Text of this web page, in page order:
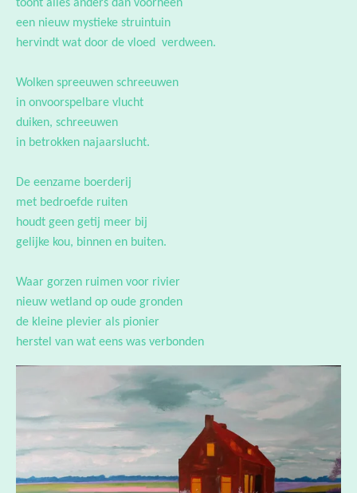
hervindt wat door de vloed verdween.
Wolken spreeuwen schreeuwen
duiken, schreeuwen
in betrokken najaarslucht.
De eenzame boerderij
houdt geen getij meer bij
gelijke kou, binnen en buiten.
Waar gorzen ruimen voor rivier
de kleine plevier als pionier
herstel van wat eens was verbonden